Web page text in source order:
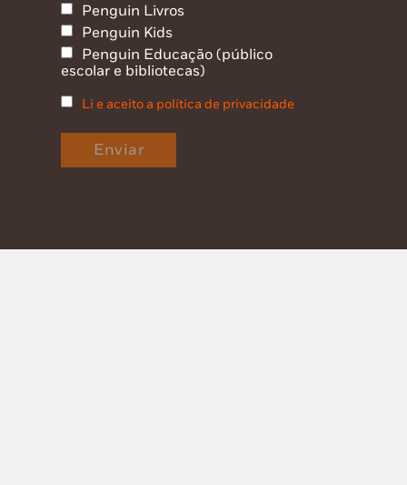
Penguin Livros
Penguin Kids
Penguin Educação (público
escolar e bibliotecas)
Li e aceito a política de privacidade